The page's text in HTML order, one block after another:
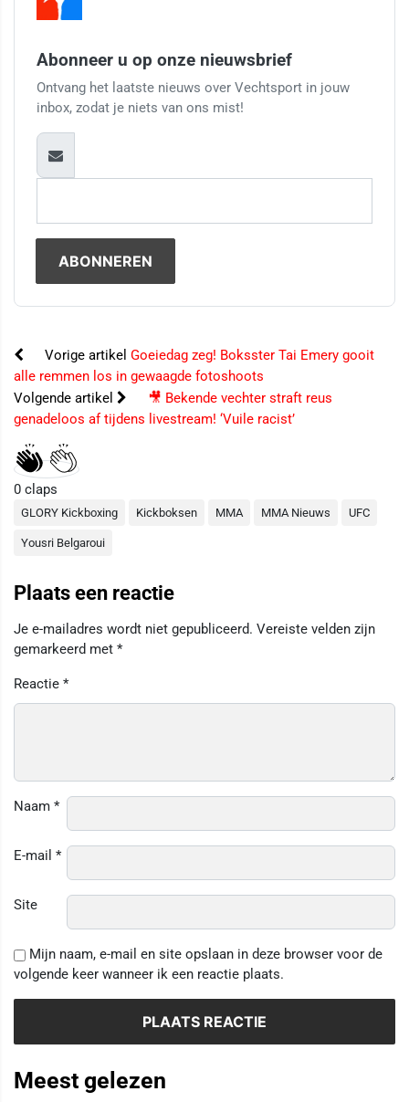
Abonneer u op onze nieuwsbrief
Ontvang het laatste nieuws over Vechtsport in jouw
inbox, zodat je niets van ons mist!
Vorige artikel Goeiedag zeg! Boksster Tai Emery gooit
alle remmen los in gewaagde fotoshoots
Volgende artikel
🎥 Bekende vechter straft reus
genadeloos af tijdens livestream! ‘Vuile racist’
0 claps
GLORY Kickboxing Kickboksen MMA MMA Nieuws UFC
Yousri Belgaroui
Plaats een reactie
Je e-mailadres wordt niet gepubliceerd. Vereiste velden zijn
gemarkeerd met *
Reactie *
Naam *
E-mail *
Site
Mijn naam, e-mail en site opslaan in deze browser voor de
volgende keer wanneer ik een reactie plaats.
Meest gelezen